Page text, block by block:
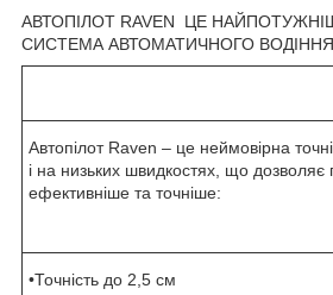
АВТОПІЛОТ RAVEN ЦЕ
СИСТЕМА АВТОМАТИЧНОГО ВОДІННЯ
Автопілот Raven – це неймовірна
і на низьких швидкостях, що дозволяє
ефективніше та точніше:
•Точність до 2,5 см